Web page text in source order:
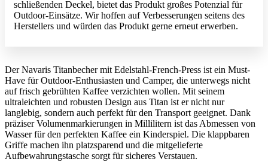
schließenden Deckel, bietet das Produkt großes Potenzial für
Outdoor-Einsätze. Wir hoffen auf Verbesserungen seitens des
Herstellers und würden das Produkt gerne erneut erwerben.
Der Navaris Titanbecher mit Edelstahl-French-Press ist ein Must-
Have für Outdoor-Enthusiasten und Camper, die unterwegs nicht
auf frisch gebrühten Kaffee verzichten wollen. Mit seinem
ultraleichten und robusten Design aus Titan ist er nicht nur
langlebig, sondern auch perfekt für den Transport geeignet. Dank
präziser Volumenmarkierungen in Millilitern ist das Abmessen von
Wasser für den perfekten Kaffee ein Kinderspiel. Die klappbaren
Griffe machen ihn platzsparend und die mitgelieferte
Aufbewahrungstasche sorgt für sicheres Verstauen.